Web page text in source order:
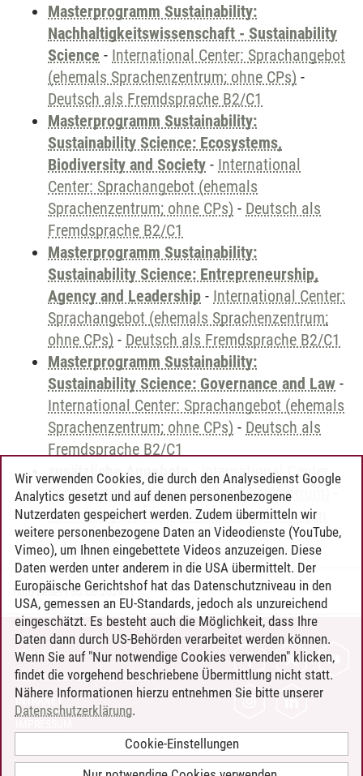
Masterprogramm Sustainability:
Nachhaltigkeitswissenschaft - Sustainability
Science - International Center: Sprachangebot
(ehemals Sprachenzentrum; ohne CPs) -
Deutsch als Fremdsprache B2/C1
Masterprogramm Sustainability:
Sustainability Science: Ecosystems,
Biodiversity and Society - International
Center: Sprachangebot (ehemals
Sprachenzentrum; ohne CPs) - Deutsch als
Fremdsprache B2/C1
Masterprogramm Sustainability:
Sustainability Science: Entrepreneurship,
Agency and Leadership - International Center:
Sprachangebot (ehemals Sprachenzentrum;
ohne CPs) - Deutsch als Fremdsprache B2/C1
Masterprogramm Sustainability:
Sustainability Science: Governance and Law -
International Center: Sprachangebot (ehemals
Sprachenzentrum; ohne CPs) - Deutsch als
Fremdsprache B2/C1
zusätzliche Angebote- International Center:
Sprachangebot (ehemals Sprachenzentrum)
Sprachangebot und Sonderveranstaltungen
Timo Leder/30.06.2024
KONTAKT
LEUPHANA ALS ARBEITGEBER
INTRANET
BARRIEREFREIHEIT
Wir verwenden Cookies, die durch den Analysedienst Google
Analytics gesetzt und auf denen personenbezogene
Nutzerdaten gespeichert werden. Zudem übermitteln wir
weitere personenbezogene Daten an Videodienste (YouTube,
Vimeo), um Ihnen eingebettete Videos anzuzeigen. Diese
Daten werden unter anderem in die USA übermittelt. Der
Europäische Gerichtshof hat das Datenschutzniveau in den
USA, gemessen an EU-Standards, jedoch als unzureichend
eingeschätzt. Es besteht auch die Möglichkeit, dass Ihre
Daten dann durch US-Behörden verarbeitet werden können.
Wenn Sie auf "Nur notwendige Cookies verwenden" klicken,
findet die vorgehend beschriebene Übermittlung nicht statt.
Nähere Informationen hierzu entnehmen Sie bitte unserer
Datenschutzerklärung.
Cookie-Einstellungen